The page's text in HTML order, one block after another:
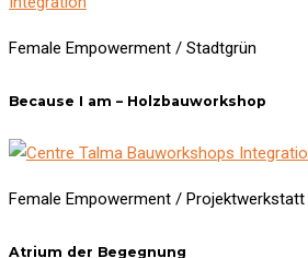
Female Empowerment / Stadtgrün
Because I am – Holzbauworkshop
Female Empowerment / Projektwerkstatt
Atrium der Begegnung